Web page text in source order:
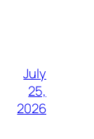
July
25,
2026